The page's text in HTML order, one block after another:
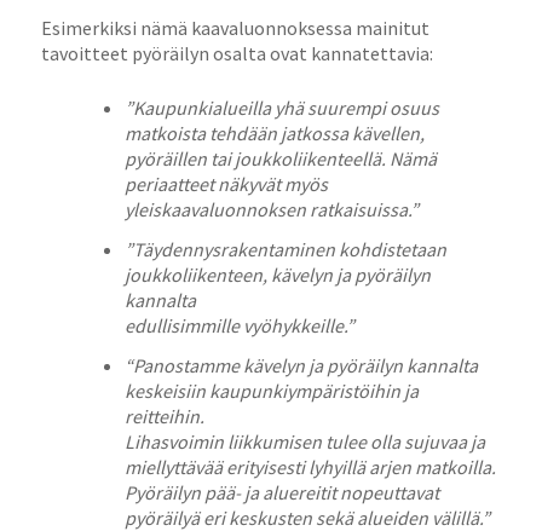
Esimerkiksi nämä kaavaluonnoksessa mainitut
tavoitteet pyöräilyn osalta ovat kannatettavia:
”Kaupunkialueilla yhä suurempi osuus
matkoista tehdään jatkossa kävellen,
pyöräillen taijoukkoliikenteellä. Nämä
periaatteet näkyvät myös
yleiskaavaluonnoksen ratkaisuissa.”
”Täydennysrakentaminen kohdistetaan
joukkoliikenteen, kävelyn ja pyöräilyn
kannalta
edullisimmille vyöhykkeille.”
“Panostamme kävelyn ja pyöräilyn kannalta
keskeisiin kaupunkiympäristöihin ja
reitteihin.
Lihasvoimin liikkumisen tulee olla sujuvaa ja
miellyttävää erityisesti lyhyillä arjen matkoilla.
Pyöräilyn pää- ja aluereitit nopeuttavat
pyöräilyä eri keskusten sekä alueiden välillä.”